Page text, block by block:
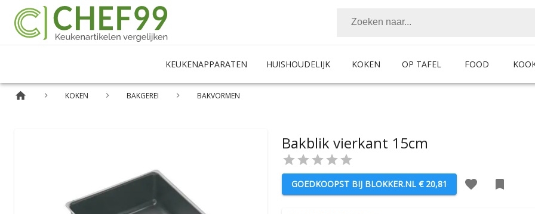
KEUKENAPPARATEN HUISHOUDELIJK KOKEN OP TAFEL FOOD
KOKEN BAKGEREI BAKVORMEN
Bakblik vierkant 15cm
GOEDKOOPST BIJ BLOKKER.NL € 20,81